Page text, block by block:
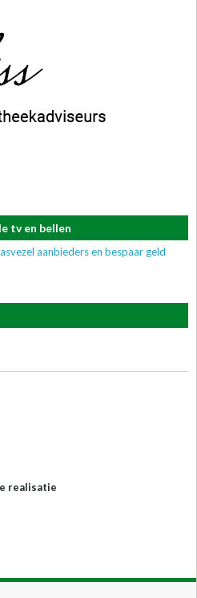
tv en bellen
aanbieders en bespaar geld
realisatie